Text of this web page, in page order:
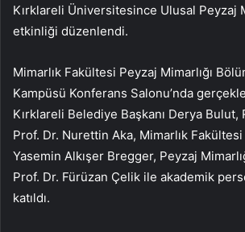
Kırklareli Üniversitesince Ulusal Peyzaj
etkinliği düzenlendi.
Mimarlık Fakültesi Peyzaj Mimarlığı
Kampüsü Konferans Salonu’nda
Kırklareli Belediye Başkanı Derya Bulut,
Prof. Dr. Nurettin Aka, Mimarlık Fakültesi
Yasemin Alkışer Bregger, Peyzaj
Prof. Dr. Fürüzan Çelik ile akademik
katıldı.